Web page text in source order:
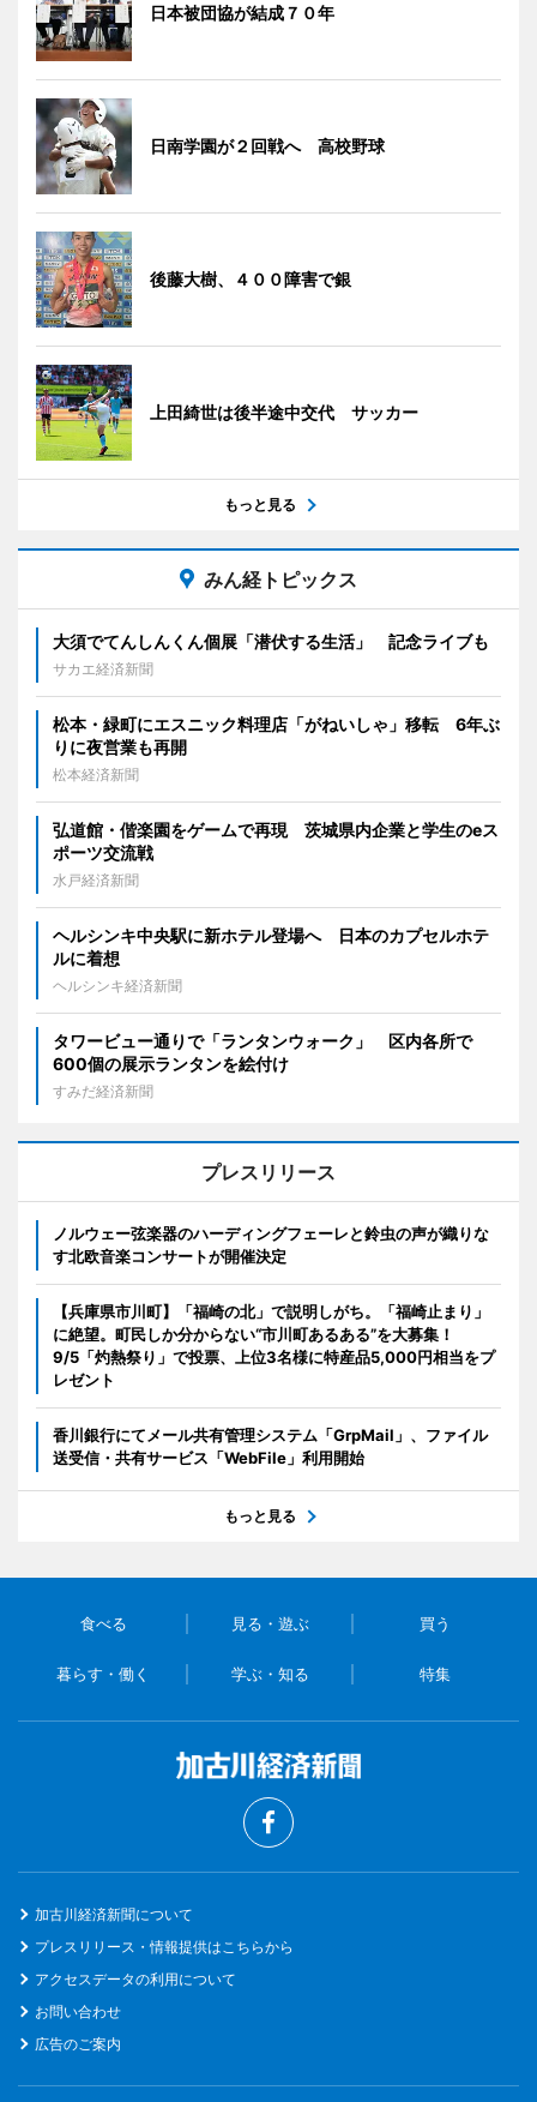
日本被団協が結成７０年
日南学園が２回戦へ 高校野球
後藤大樹、４００障害で銀
上田綺世は後半途中交代 サッカー
もっと見る
みん経トピックス
大須でてんしんくん個展「潜伏する生活」 記念ライブも
サカエ経済新聞
松本・緑町にエスニック料理店「がねいしゃ」移転 6年ぶ
りに夜営業も再開
松本経済新聞
弘道館・偕楽園をゲームで再現 茨城県内企業と学生のeス
ポーツ交流戦
水戸経済新聞
ヘルシンキ中央駅に新ホテル登場へ 日本のカプセルホテ
ルに着想
ヘルシンキ経済新聞
タワービュー通りで「ランタンウォーク」 区内各所で
600個の展示ランタンを絵付け
すみだ経済新聞
プレスリリース
ノルウェー弦楽器のハーディングフェーレと鈴虫の声が織りな
す北欧音楽コンサートが開催決定
【兵庫県市川町】「福崎の北」で説明しがち。「福崎止まり」
に絶望。町民しか分からない“市川町あるある”を大募集！
9/5「灼熱祭り」で投票、上位3名様に特産品5,000円相当をプ
レゼント
香川銀行にてメール共有管理システム「GrpMail」、ファイル
送受信・共有サービス「WebFile」利用開始
もっと見る
食べる 見る・遊ぶ 買う
暮らす・働く 学ぶ・知る 特集
加古川経済新聞について
プレスリリース・情報提供はこちらから
アクセスデータの利用について
お問い合わせ
広告のご案内